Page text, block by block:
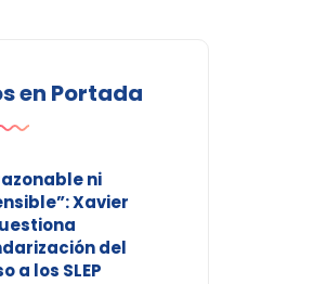
en Portada
ni
Xavier
del
a los SLEP